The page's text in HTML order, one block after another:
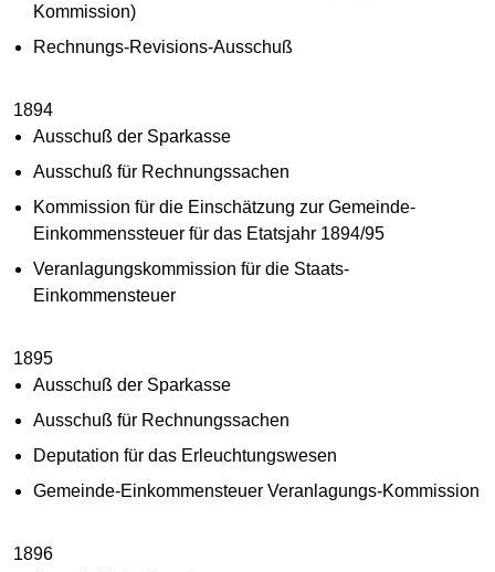
Kommission)
Rechnungs-Revisions-Ausschuß
1894
Ausschuß der Sparkasse
Ausschuß für Rechnungssachen
Kommission für die Einschätzung zur Gemeinde-
Einkommenssteuer für das Etatsjahr 1894/95
Veranlagungskommission für die Staats-
Einkommensteuer
1895
Ausschuß der Sparkasse
Ausschuß für Rechnungssachen
Deputation für das Erleuchtungswesen
Gemeinde-Einkommensteuer Veranlagungs-Kommission
1896